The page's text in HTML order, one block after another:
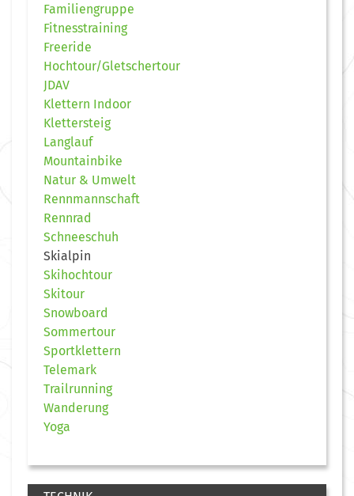
Familiengruppe
Fitnesstraining
Freeride
Hochtour/Gletschertour
JDAV
Klettern Indoor
Klettersteig
Langlauf
Mountainbike
Natur & Umwelt
Rennmannschaft
Rennrad
Schneeschuh
Skialpin
Skihochtour
Skitour
Snowboard
Sommertour
Sportklettern
Telemark
Trailrunning
Wanderung
Yoga